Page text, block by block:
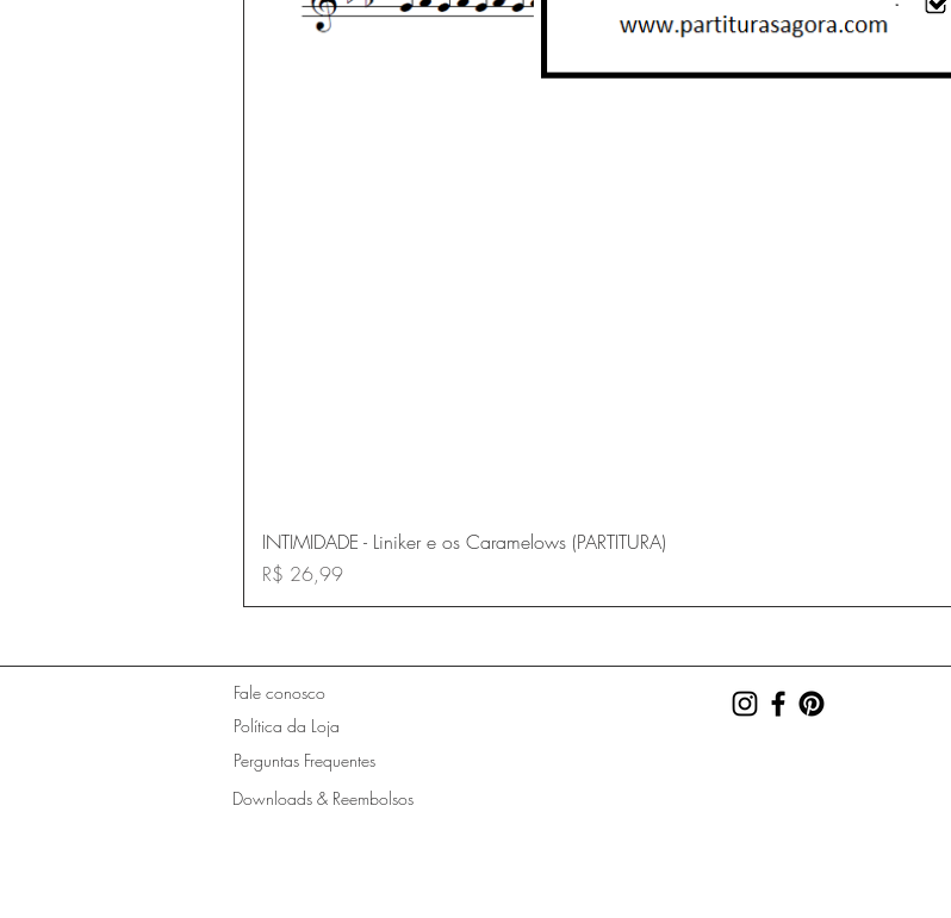
INTIMIDADE - Liniker e os Caramelows (PARTITURA)
Preço
R$ 26,99
Fale conosco
Política da Loja
Perguntas Frequentes
Downloads & Reembolsos